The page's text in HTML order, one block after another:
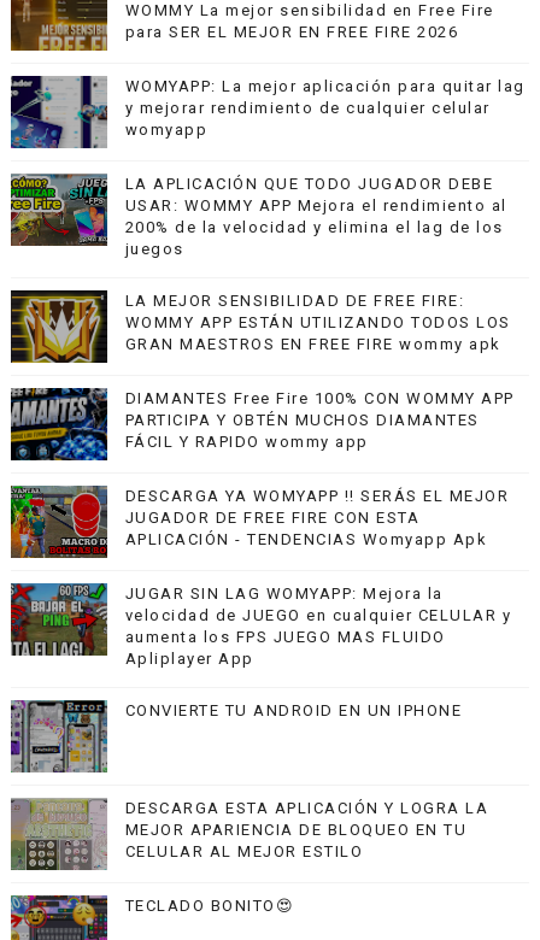
WOMMY La mejor sensibilidad en Free Fire
para SER EL MEJOR EN FREE FIRE 2026
WOMYAPP: La mejor aplicación para quitar lag
y mejorar rendimiento de cualquier celular
womyapp
LA APLICACIÓN QUE TODO JUGADOR DEBE
USAR: WOMMY APP Mejora el rendimiento al
200% de la velocidad y elimina el lag de los
juegos
LA MEJOR SENSIBILIDAD DE FREE FIRE:
WOMMY APP ESTÁN UTILIZANDO TODOS LOS
GRAN MAESTROS EN FREE FIRE wommy apk
DIAMANTES Free Fire 100% CON WOMMY APP
PARTICIPA Y OBTÉN MUCHOS DIAMANTES
FÁCIL Y RAPIDO wommy app
DESCARGA YA WOMYAPP !! SERÁS EL MEJOR
JUGADOR DE FREE FIRE CON ESTA
APLICACIÓN - TENDENCIAS Womyapp Apk
JUGAR SIN LAG WOMYAPP: Mejora la
velocidad de JUEGO en cualquier CELULAR y
aumenta los FPS JUEGO MAS FLUIDO
Apliplayer App
CONVIERTE TU ANDROID EN UN IPHONE
DESCARGA ESTA APLICACIÓN Y LOGRA LA
MEJOR APARIENCIA DE BLOQUEO EN TU
CELULAR AL MEJOR ESTILO
TECLADO BONITO😍